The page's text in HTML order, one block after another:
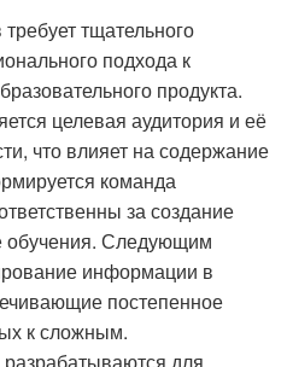
тщательного
подхода к
продукта.
целевая аудитория и её
что влияет на содержание
команда
за создание
обучения. Следующим
информации в
постепенное
к сложным.
для